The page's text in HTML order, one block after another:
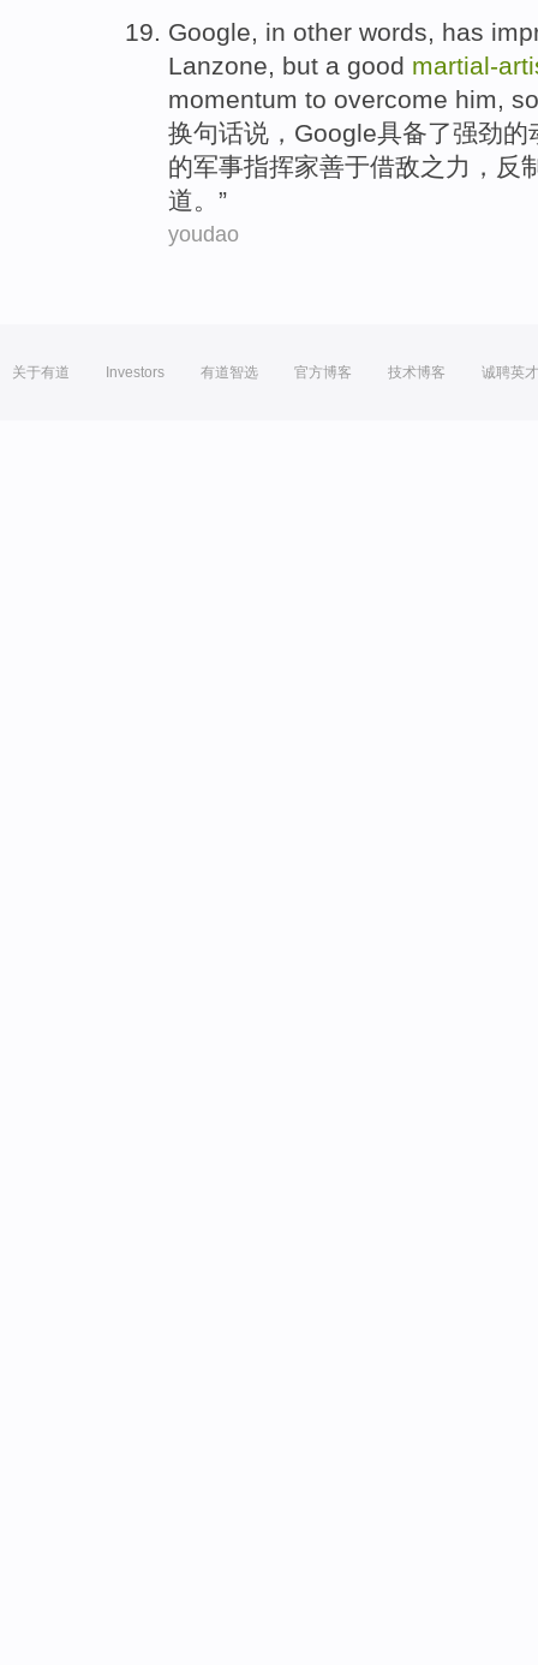
Google, in other words, has
Lanzone, but a good martial-
momentum to overcome him,
换句话说， Google具备了强劲的
的军事指挥家善于借敌之力， 反
道。”
youdao
关于有道 Investors 有道智选 官方博客 技术博客 诚聘英才